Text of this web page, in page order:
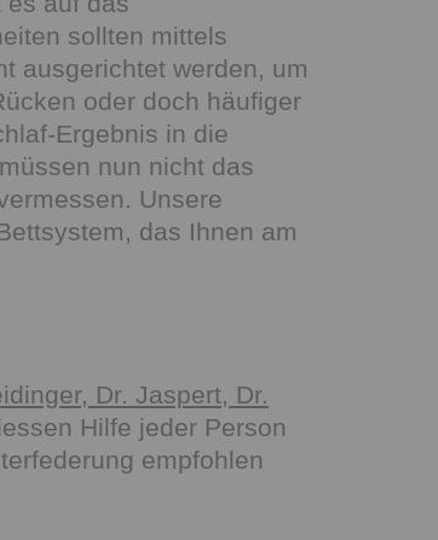
sollten mittels
ausgerichtet werden, um
oder doch häufiger
Ergebnis in die
nun nicht das
Unsere
das Ihnen am
Dr. Jaspert, Dr.
Hilfe jeder Person
empfohlen